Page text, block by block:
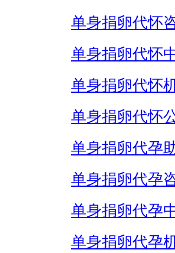
单身捐卵代怀
单身捐卵代怀
单身捐卵代怀
单身捐卵代怀
单身捐卵代孕
单身捐卵代孕
单身捐卵代孕
单身捐卵代孕